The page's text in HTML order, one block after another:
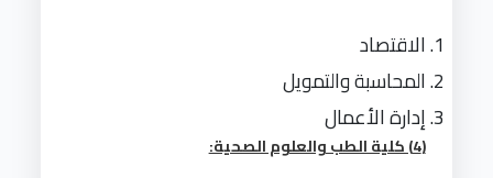
الاقتصاد
المحاسبة والتمويل
إدارة الأعمال
(4) كلية الطب والعلوم الصحية: